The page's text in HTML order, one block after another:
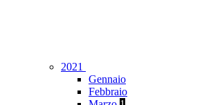
2021
Gennaio
Febbraio